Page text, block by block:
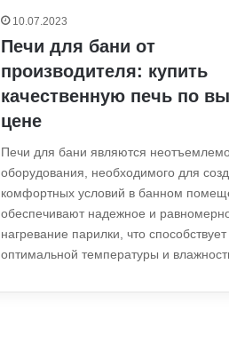
10.07.2023
Печи для бани от
производителя: купить
качественную печь по
цене
Печи для бани являются
оборудования, необходимого для
комфортных условий в банном
обеспечивают надежное и
нагревание парилки, что
оптимальной температуры и